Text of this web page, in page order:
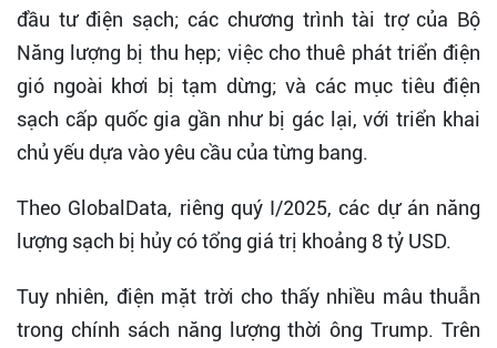
đầu tư điện sạch; các chương trình tài trợ của Bộ
Năng lượng bị thu hẹp; việc cho thuê phát triển điện
gió ngoài khơi bị tạm dừng; và các mục tiêu điện
sạch cấp quốc gia gần như bị gác lại, với triển khai
chủ yếu dựa vào yêu cầu của từng bang.
Theo GlobalData, riêng quý I/2025, các dự án năng
lượng sạch bị hủy có tổng giá trị khoảng 8 tỷ USD.
Tuy nhiên, điện mặt trời cho thấy nhiều mâu thuẫn
trong chính sách năng lượng thời ông Trump. Trên